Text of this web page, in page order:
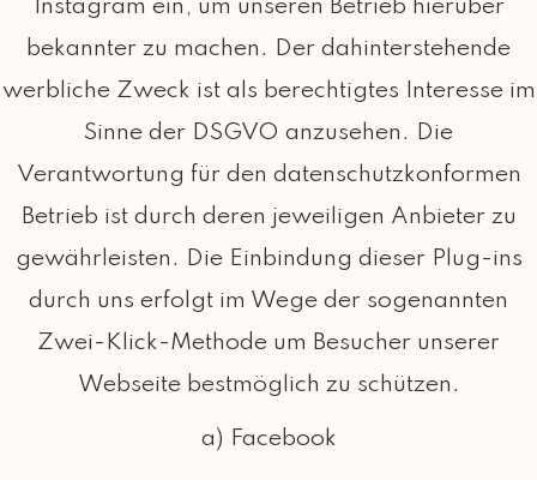
Instagram ein, um unseren Betrieb hierüber
bekannter zu machen. Der dahinterstehende
werbliche Zweck ist als berechtigtes Interesse im
Sinne der DSGVO anzusehen. Die
Verantwortung für den datenschutzkonformen
Betrieb ist durch deren jeweiligen Anbieter zu
gewährleisten. Die Einbindung dieser Plug-ins
durch uns erfolgt im Wege der sogenannten
Zwei-Klick-Methode um Besucher unserer
Webseite bestmöglich zu schützen.
a) Facebook